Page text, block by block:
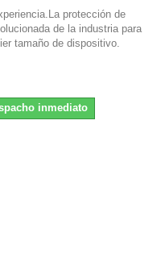
protección de
de la industria para
tamaño de dispositivo.
inmediato